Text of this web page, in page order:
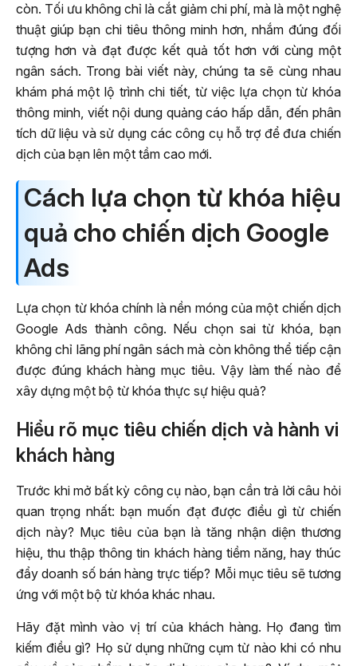
còn. Tối ưu không chỉ là cắt giảm chi phí, mà là một nghệ
thuật giúp bạn chi tiêu thông minh hơn, nhắm đúng đối
tượng hơn và đạt được kết quả tốt hơn với cùng một
ngân sách. Trong bài viết này, chúng ta sẽ cùng nhau
khám phá một lộ trình chi tiết, từ việc lựa chọn từ khóa
thông minh, viết nội dung quảng cáo hấp dẫn, đến phân
tích dữ liệu và sử dụng các công cụ hỗ trợ để đưa chiến
dịch của bạn lên một tầm cao mới.
Cách lựa chọn từ khóa hiệu
quả cho chiến dịch Google
Ads
Lựa chọn từ khóa chính là nền móng của một chiến dịch
Google Ads thành công. Nếu chọn sai từ khóa, bạn
không chỉ lãng phí ngân sách mà còn không thể tiếp cận
được đúng khách hàng mục tiêu. Vậy làm thế nào để
xây dựng một bộ từ khóa thực sự hiệu quả?
Hiểu rõ mục tiêu chiến dịch và hành vi
khách hàng
Trước khi mở bất kỳ công cụ nào, bạn cần trả lời câu hỏi
quan trọng nhất: bạn muốn đạt được điều gì từ chiến
dịch này? Mục tiêu của bạn là tăng nhận diện thương
hiệu, thu thập thông tin khách hàng tiềm năng, hay thúc
đẩy doanh số bán hàng trực tiếp? Mỗi mục tiêu sẽ tương
ứng với một bộ từ khóa khác nhau.
Hãy đặt mình vào vị trí của khách hàng. Họ đang tìm
kiếm điều gì? Họ sử dụng những cụm từ nào khi có nhu